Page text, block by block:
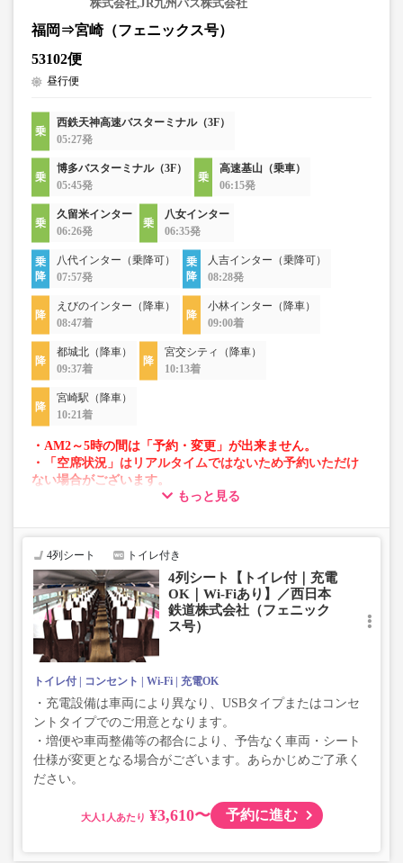
株式会社,JR九州バス株式会社
福岡⇒宮崎（フェニックス号）
53102便
昼行便
西鉄天神高速バスターミナル（3F）
05:27発
博多バスターミナル（3F）
05:45発
高速基山（乗車）
06:15発
久留米インター
06:26発
八女インター
06:35発
八代インター（乗降可）
07:57発
人吉インター（乗降可）
08:28発
えびのインター（降車）
08:47着
小林インター（降車）
09:00着
都城北（降車）
09:37着
宮交シティ（降車）
10:13着
宮崎駅（降車）
10:21着
・AM2～5時の間は「予約・変更」が出来ません。
・「空席状況」はリアルタイムではないため予約いただけ
ない場合がございます。
・車両は予告なく変更となる場合がございます。これに伴
で、あらかじめご了承ください。
もっと見る
4列シート トイレ付き
4列シート【トイレ付｜充電
OK｜Wi-Fiあり】／西日本
鉄道株式会社（フェニック
ス号）
トイレ付 コンセント Wi-Fi 充電OK
・充電設備は車両により異なり、USBタイプまたはコンセ
ントタイプでのご用意となります。
・増便や車両整備等の都合により、予告なく車両・シート
仕様が変更となる場合がございます。あらかじめご了承く
ださい。
大人 ¥3,610〜 予約に進む